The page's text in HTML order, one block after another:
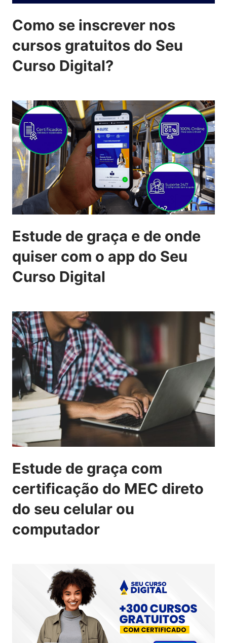
Como se inscrever nos
cursos gratuitos do Seu
Curso Digital?
Estude de graça e de onde
quiser com o app do Seu
Curso Digital
Estude de graça com
certificação do MEC direto
do seu celular ou
computador